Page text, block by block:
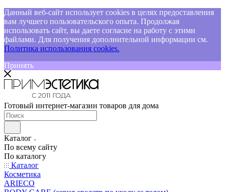
Данный веб-сайт использует cookies в целях предоставления
вам лучшего пользовательского опыта. Продолжая
использовать сайт, вы даете согласие на работу с этими
файлами. Для получения дополнительной информации см.
Политика использования cookies.
Принять
Готовый интернет-магазин товаров для дома
Каталог
По всему сайту
По каталогу
Каталог
Косметика
ARIECO